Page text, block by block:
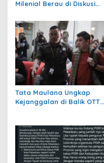
Milenial Berau di Diskusi
Segera Digelar
Tata Maulana Ungkap
Kejanggalan di Balik OTT